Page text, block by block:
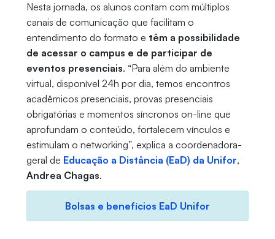
Nesta jornada, os alunos contam com múltiplos
canais de comunicação que facilitam o
entendimento do formato e têm a possibilidade
de acessar o campus e de participar de
eventos presenciais. “Para além do ambiente
virtual, disponível 24h por dia, temos encontros
acadêmicos presenciais, provas presenciais
obrigatórias e momentos síncronos on-line que
aprofundam o conteúdo, fortalecem vínculos e
estimulam o networking”, explica a coordenadora-
geral de Educação a Distância (EaD) da Unifor,
Andrea Chagas.
Bolsas e benefícios EaD Unifor